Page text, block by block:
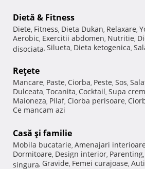
Dietă & Fitness
Diete, Fitness, Dieta Dukan, Relaxare,
Aerobic, Exercitii abdomen, Nutritie,
disociata, Silueta, Dieta ketogenica,
Reţete
Mancare, Paste, Ciorba, Peste, Sos,
Dulceata, Tocanita, Cocktail, Supa
Maioneza, Pilaf, Ciorba perisoare,
Ce mancam azi
Casă şi familie
Mobila bucatarie, Amenajari interioare
Dormitoare, Design interior, Parenting,
singura, Gravide, Femei curajoase,